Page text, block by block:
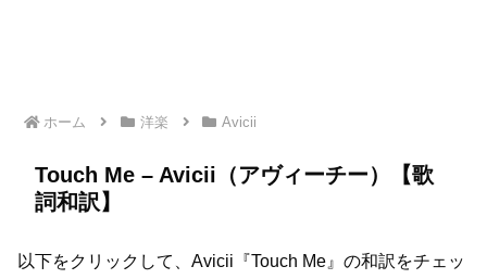
ホーム 洋楽 Avicii
Touch Me – Avicii（アヴィーチー）【歌
詞和訳】
以下をクリックして、Avicii『Touch Me』の和訳をチェッ